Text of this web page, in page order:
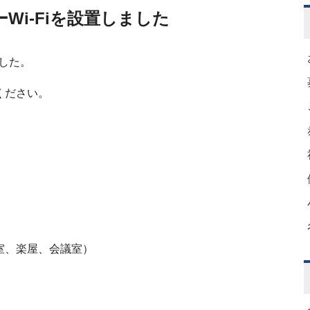
Wi-Fiを設置しました
た。
さい。
楽屋、会議室）